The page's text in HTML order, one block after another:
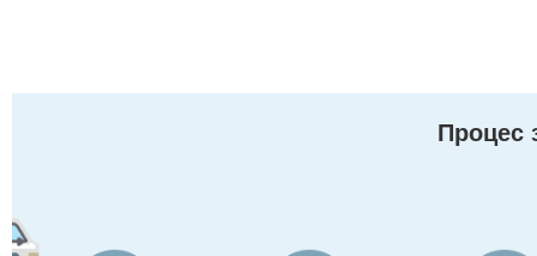
Процес